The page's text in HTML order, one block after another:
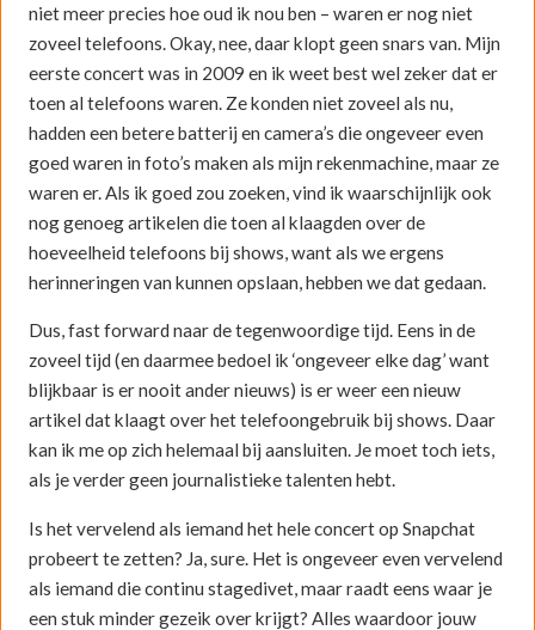
niet meer precies hoe oud ik nou ben – waren er nog niet
zoveel telefoons. Okay, nee, daar klopt geen snars van. Mijn
eerste concert was in 2009 en ik weet best wel zeker dat er
toen al telefoons waren. Ze konden niet zoveel als nu,
hadden een betere batterij en camera’s die ongeveer even
goed waren in foto’s maken als mijn rekenmachine, maar ze
waren er. Als ik goed zou zoeken, vind ik waarschijnlijk ook
nog genoeg artikelen die toen al klaagden over de
hoeveelheid telefoons bij shows, want als we ergens
herinneringen van kunnen opslaan, hebben we dat gedaan.
Dus, fast forward naar de tegenwoordige tijd. Eens in de
zoveel tijd (en daarmee bedoel ik ‘ongeveer elke dag’ want
blijkbaar is er nooit ander nieuws) is er weer een nieuw
artikel dat klaagt over het telefoongebruik bij shows. Daar
kan ik me op zich helemaal bij aansluiten. Je moet toch iets,
als je verder geen journalistieke talenten hebt.
Is het vervelend als iemand het hele concert op Snapchat
probeert te zetten? Ja, sure. Het is ongeveer even vervelend
als iemand die continu stagedivet, maar raadt eens waar je
een stuk minder gezeik over krijgt? Alles waardoor jouw